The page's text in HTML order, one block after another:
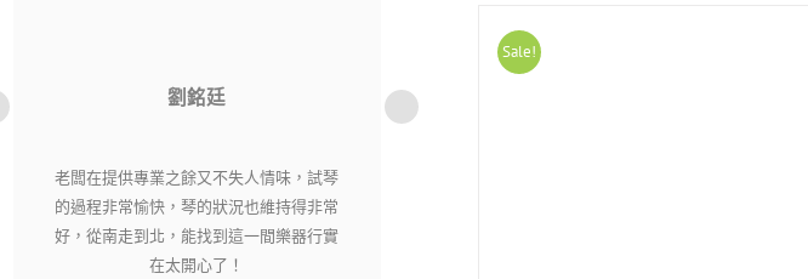
Sale!
洪貫傑
老闆相當用心，每一把琴都經過細心挑選
又嚴格把關，現場琴各有各的特色，在這
裡絕對能找到自己適合有喜愛的琴。